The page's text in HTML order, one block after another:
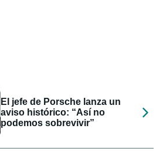
El jefe de Porsche lanza un
aviso histórico: “Así no
podemos sobrevivir”